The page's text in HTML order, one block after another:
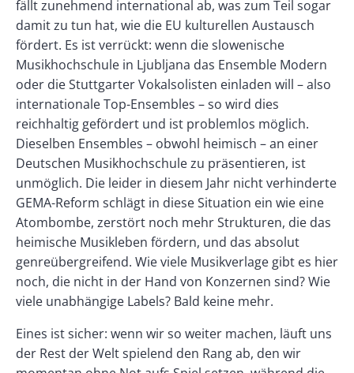
fällt zunehmend international ab, was zum Teil sogar
damit zu tun hat, wie die EU kulturellen Austausch
fördert. Es ist verrückt: wenn die slowenische
Musikhochschule in Ljubljana das Ensemble Modern
oder die Stuttgarter Vokalsolisten einladen will – also
internationale Top-Ensembles – so wird dies
reichhaltig gefördert und ist problemlos möglich.
Dieselben Ensembles – obwohl heimisch – an einer
Deutschen Musikhochschule zu präsentieren, ist
unmöglich. Die leider in diesem Jahr nicht verhinderte
GEMA-Reform schlägt in diese Situation ein wie eine
Atombombe, zerstört noch mehr Strukturen, die das
heimische Musikleben fördern, und das absolut
genre­übergreifend. Wie viele Musikverlage gibt es hier
noch, die nicht in der Hand von Konzernen sind? Wie
viele unabhängige Labels? Bald keine mehr.
Eines ist sicher: wenn wir so weiter machen, läuft uns
der Rest der Welt spielend den Rang ab, den wir